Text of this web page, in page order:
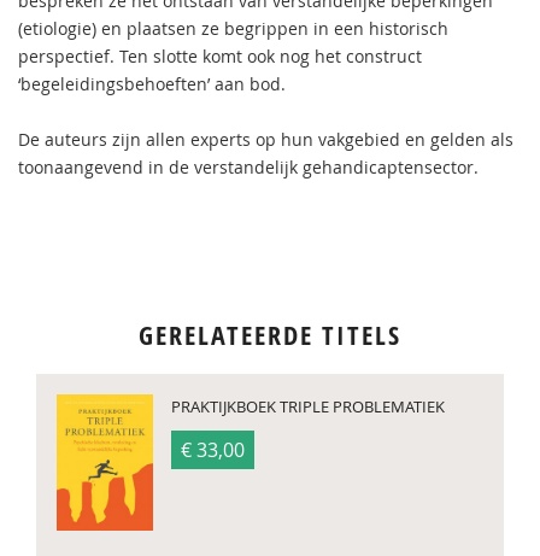
(etiologie) en plaatsen ze begrippen in een historisch
perspectief. Ten slotte komt ook nog het construct
‘begeleidingsbehoeften’ aan bod.
De auteurs zijn allen experts op hun vakgebied en gelden als
toonaangevend in de verstandelijk gehandicaptensector.
GERELATEERDE TITELS
PRAKTIJKBOEK TRIPLE PROBLEMATIEK
€ 33,00